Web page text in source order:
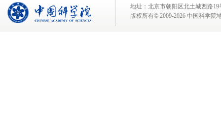
地址：北京市朝阳区北土城西路
版权所有© 2009-2026 中国科学院